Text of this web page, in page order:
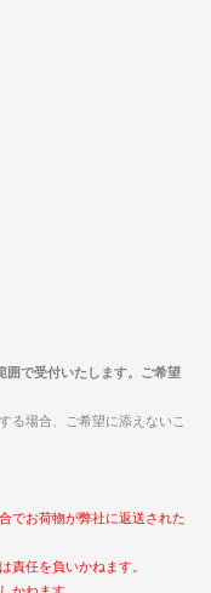
囲で受付いたします。ご希望
る場合、ご希望に添えないこ
でお荷物が弊社に返送された
責任を負いかねます。